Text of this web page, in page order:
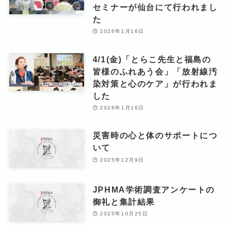
セミナーが仙台にて行われまし
た
2026年1月16日
4/1(金)「とらこ先生と福島の
皆様のふれあう会」「放射線汚
染対策と心のケア」が行われま
した
2026年1月16日
災害時の心と体のサポートにつ
いて
2025年12月9日
JPHMA学術調査アンケートの
御礼と集計結果
2025年10月25日